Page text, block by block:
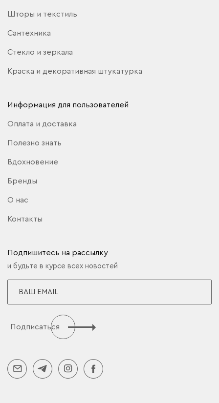
Шторы и текстиль
Сантехника
Стекло и зеркала
Краска и декоративная штукатурка
Информация для пользователей
Оплата и доставка
Полезно знать
Вдохновение
Бренды
О нас
Контакты
Подпишитесь на рассылку
и будьте в курсе всех новостей
Подписаться